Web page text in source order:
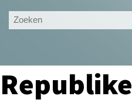
Ingelogd blijven